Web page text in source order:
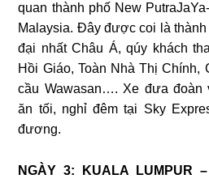
quan thành phố New
Malaysia. Đây được coi là
đại nhất Châu Á, qúy khách
Hồi Giáo, Toàn Nhà Thị Chính,
cầu Wawasan…. Xe đưa đoàn
ăn tối, nghỉ đêm tại Sky
đương.
NGÀY 3: KUALA LUMPUR